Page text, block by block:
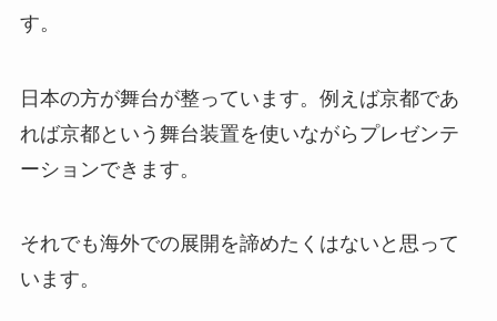
す。
日本の方が舞台が整っています。例えば京都であ
れば京都という舞台装置を使いながらプレゼンテ
ーションできます。
それでも海外での展開を諦めたくはないと思って
います。